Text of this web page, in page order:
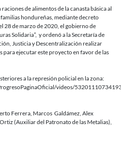
de alimentos de la canasta básica al
hondureñas, mediante decreto
28 de marzo de 2020, el gobierno de
Solidaria”, y ordenó a la Secretaría de
Justicia y Descentralización realizar
ejecutar este proyecto en favor de las
a la represión policial en la zona:
videos/
Ferrera, Marcos Galdámez, Alex
(Auxiliar del Patronato de las Metalias),